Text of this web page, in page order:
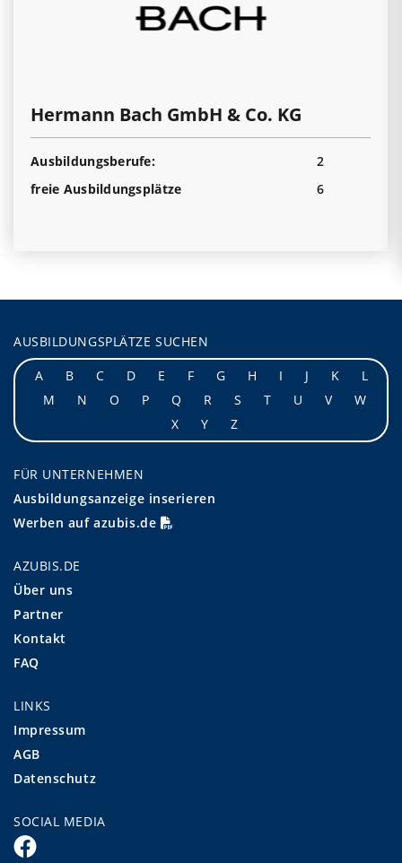
Hermann Bach GmbH & Co. KG
Ausbildungsberufe:
2
freie Ausbildungsplätze
6
AUSBILDUNGSPLÄTZE SUCHEN
A
B C D E F G H I J K
L
M
N O P Q R S T U V
W
X
Y Z
FÜR UNTERNEHMEN
Ausbildungsanzeige inserieren
Werben auf azubis.de
AZUBIS.DE
Über uns
Partner
Kontakt
FAQ
LINKS
Impressum
AGB
Datenschutz
SOCIAL MEDIA